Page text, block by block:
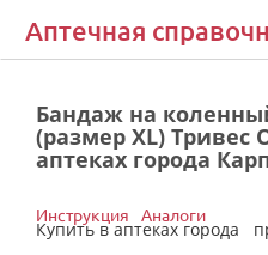
Аптечная
Бандаж на
(размер XL) Тривес
аптеках города
Купить в аптеках города
Инструкция Аналоги